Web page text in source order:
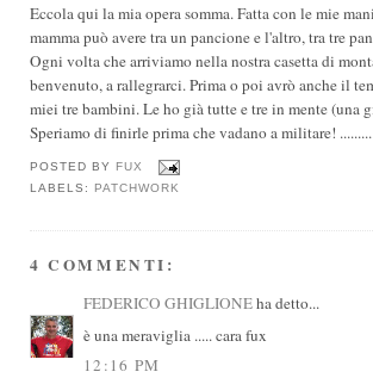
Eccola qui la mia opera somma. Fatta con le mie
mamma può avere tra un pancione e l'altro, tra tre
Ogni volta che arriviamo nella nostra casetta di
benvenuto, a rallegrarci. Prima o poi avrò anche il
miei tre bambini. Le ho già tutte e tre in mente (una
Speriamo di finirle prima che vadano a militare!
POSTED BY FUX
LABELS: PATCHWORK
4 COMMENTI:
FEDERICO GHIGLIONEha detto...
è una meraviglia ..... cara fux
12:16 PM